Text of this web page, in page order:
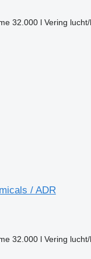
32.000 l Vering
/ ADR
32.000 l Vering